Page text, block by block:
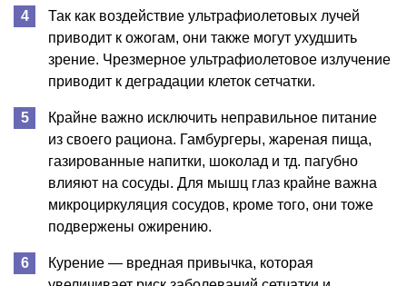
Так как воздействие ультрафиолетовых лучей
приводит к ожогам, они также могут ухудшить
зрение. Чрезмерное ультрафиолетовое излучение
приводит к деградации клеток сетчатки.
Крайне важно исключить неправильное питание
из своего рациона. Гамбургеры, жареная пища,
газированные напитки, шоколад и тд. пагубно
влияют на сосуды. Для мышц глаз крайне важна
микроциркуляция сосудов, кроме того, они тоже
подвержены ожирению.
Курение — вредная привычка, которая